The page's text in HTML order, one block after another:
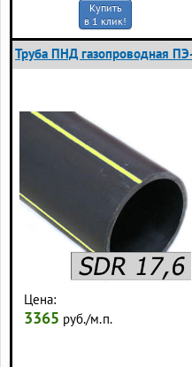
Купить
в 1 клик!
Труба ПНД газопроводная
Цена:
3365 руб./м.п.